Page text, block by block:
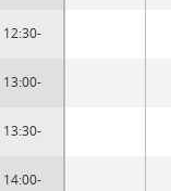
12:30-
13:00-
13:30-
14:00-